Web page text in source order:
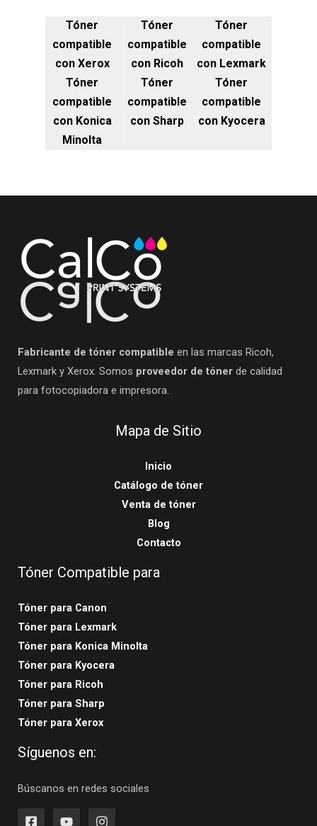
Tóner
compatible
con Xerox
Tóner
compatible
con Ricoh
Tóner
compatible
con Lexmark
Tóner
compatible
con Konica
Minolta
Tóner
compatible
con Sharp
Tóner
compatible
con Kyocera
Fabricante de tóner compatible en las marcas Ricoh,
Lexmark y Xerox. Somos proveedor de tóner de calidad
para fotocopiadora e impresora.
Mapa de Sitio
Inicio
Catálogo de tóner
Venta de tóner
Blog
Contacto
Tóner Compatible para
Tóner para Canon
Tóner para Lexmark
Tóner para Konica Minolta
Tóner para Kyocera
Tóner para Ricoh
Tóner para Sharp
Tóner para Xerox
Síguenos en:
Búscanos en redes sociales